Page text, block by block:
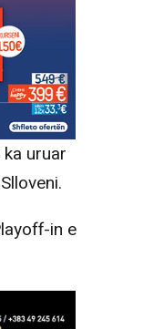
uruar
in e